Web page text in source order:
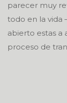
parecer muy
todo en la vida
abierto estas a
proceso de